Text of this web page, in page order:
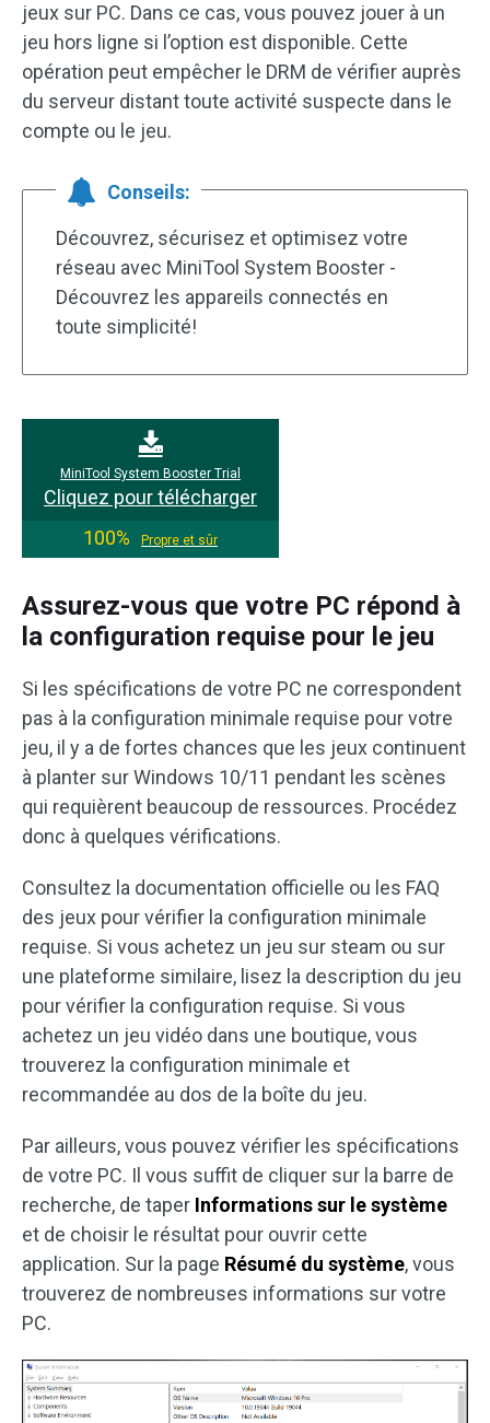
jeux sur PC. Dans ce cas, vous pouvez jouer à un
jeu hors ligne si l’option est disponible. Cette
opération peut empêcher le DRM de vérifier auprès
du serveur distant toute activité suspecte dans le
compte ou le jeu.
Conseils:
Découvrez, sécurisez et optimisez votre
réseau avec MiniTool System Booster -
Découvrez les appareils connectés en
toute simplicité!
MiniTool System Booster Trial
Cliquez pour télécharger
100%
Propre et sûr
Assurez-vous que votre PC répond à
la configuration requise pour le jeu
Si les spécifications de votre PC ne correspondent
pas à la configuration minimale requise pour votre
jeu, il y a de fortes chances que les jeux continuent
à planter sur Windows 10/11 pendant les scènes
qui requièrent beaucoup de ressources. Procédez
donc à quelques vérifications.
Consultez la documentation officielle ou les FAQ
des jeux pour vérifier la configuration minimale
requise. Si vous achetez un jeu sur steam ou sur
une plateforme similaire, lisez la description du jeu
pour vérifier la configuration requise. Si vous
achetez un jeu vidéo dans une boutique, vous
trouverez la configuration minimale et
recommandée au dos de la boîte du jeu.
Par ailleurs, vous pouvez vérifier les spécifications
de votre PC. Il vous suffit de cliquer sur la barre de
recherche, de taper Informations sur le système
et de choisir le résultat pour ouvrir cette
application. Sur la page Résumé du système, vous
trouverez de nombreuses informations sur votre
PC.